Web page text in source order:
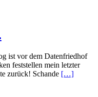
ist vor dem Datenfriedhof
feststellen mein letzter
zurück! Schande […]